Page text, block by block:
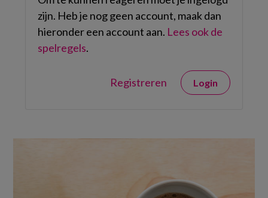
zijn. Heb je nog geen account, maak dan
hieronder een account aan. Lees ook de
spelregels.
Registreren Login